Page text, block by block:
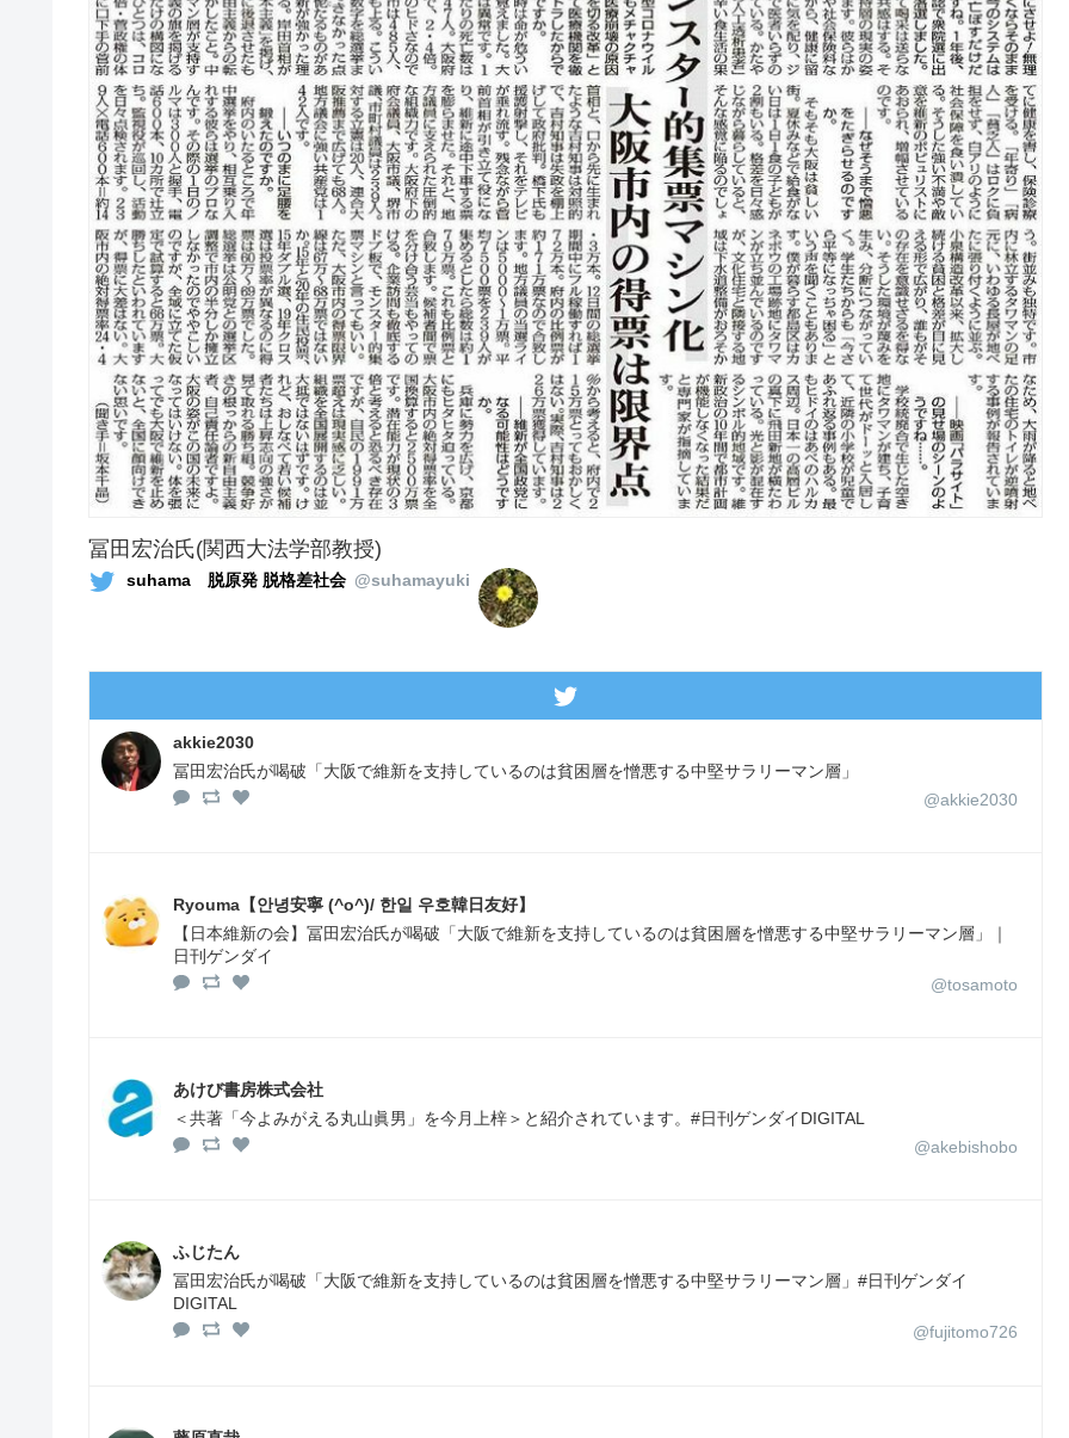
冨田宏治氏(関西大法学部教授)
suhama 脱原発 脱格差社会 @suhamayuki
akkie2030
冨田宏治氏が喝破「大阪で維新を支持しているのは貧困層を憎悪する中堅サラリーマン層」
@akkie2030
Ryouma【안녕安寧 (^o^)/ 한일 우호韓日友好】
【日本維新の会】冨田宏治氏が喝破「大阪で維新を支持しているのは貧困層を憎悪する中堅サラリーマン層」｜
日刊ゲンダイ
@tosamoto
あけび書房株式会社
＜共著「今よみがえる丸山眞男」を今月上梓＞と紹介されています。#日刊ゲンダイDIGITAL
@akebishobo
ふじたん
冨田宏治氏が喝破「大阪で維新を支持しているのは貧困層を憎悪する中堅サラリーマン層」#日刊ゲンダイ
DIGITAL
@fujitomo726